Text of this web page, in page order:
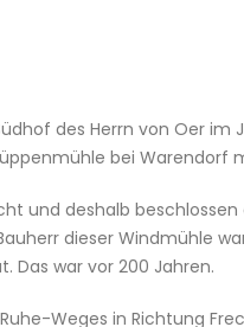
des Herrn von Oer im
bei Warendorf
und deshalb beschlossen
dieser Windmühle
Das war vor 200 Jahren.
Weges in Richtung